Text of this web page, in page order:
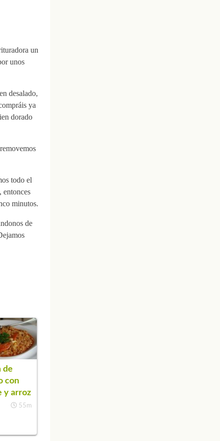
un
unos
desalado,
ya
dorado
todo el
entonces
minutos.
de
de
con
y arroz
55m